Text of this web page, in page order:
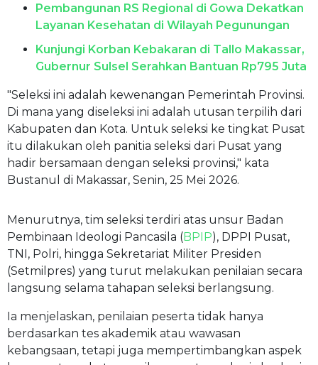
Pembangunan RS Regional di Gowa Dekatkan
Layanan Kesehatan di Wilayah Pegunungan
Kunjungi Korban Kebakaran di Tallo Makassar,
Gubernur Sulsel Serahkan Bantuan Rp795 Juta
"Seleksi ini adalah kewenangan Pemerintah Provinsi.
Di mana yang diseleksi ini adalah utusan terpilih dari
Kabupaten dan Kota. Untuk seleksi ke tingkat Pusat
itu dilakukan oleh panitia seleksi dari Pusat yang
hadir bersamaan dengan seleksi provinsi," kata
Bustanul di Makassar, Senin, 25 Mei 2026.
Menurutnya, tim seleksi terdiri atas unsur Badan
Pembinaan Ideologi Pancasila (BPIP), DPPI Pusat,
TNI, Polri, hingga Sekretariat Militer Presiden
(Setmilpres) yang turut melakukan penilaian secara
langsung selama tahapan seleksi berlangsung.
Ia menjelaskan, penilaian peserta tidak hanya
berdasarkan tes akademik atau wawasan
kebangsaan, tetapi juga mempertimbangkan aspek